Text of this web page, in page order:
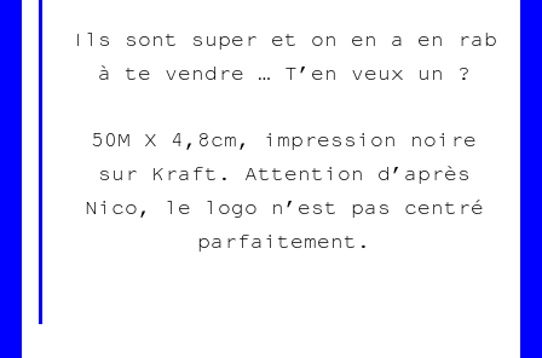
Ils sont super et on en a en rab
à te vendre … T’en veux un ?
50M X 4,8cm, impression noire
sur Kraft. Attention d’après
Nico, le logo n’est pas centré
parfaitement.